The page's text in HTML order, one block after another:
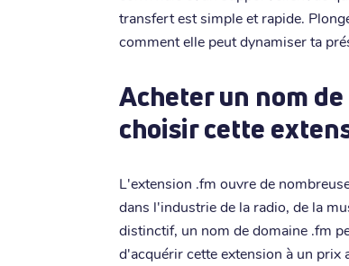
transfert est simple et rapide.
comment elle peut dynamiser ta
Acheter un nom
choisir cette
L'extension .fm ouvre de
dans l'industrie de la radio, de la
distinctif, un nom de domaine .fm
d'acquérir cette extension à un